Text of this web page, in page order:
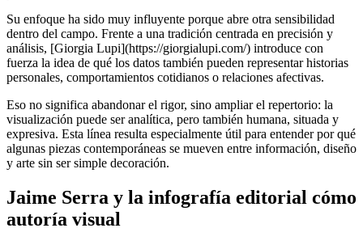
Su enfoque ha sido muy influyente porque abre otra sensibilidad
dentro del campo. Frente a una tradición centrada en precisión y
análisis, [Giorgia Lupi](https://giorgialupi.com/) introduce con
fuerza la idea de qué los datos también pueden representar historias
personales, comportamientos cotidianos o relaciones afectivas.
Eso no significa abandonar el rigor, sino ampliar el repertorio: la
visualización puede ser analítica, pero también humana, situada y
expresiva. Esta línea resulta especialmente útil para entender por qué
algunas piezas contemporáneas se mueven entre información, diseño
y arte sin ser simple decoración.
Jaime Serra y la infografía editorial cómo
autoría visual